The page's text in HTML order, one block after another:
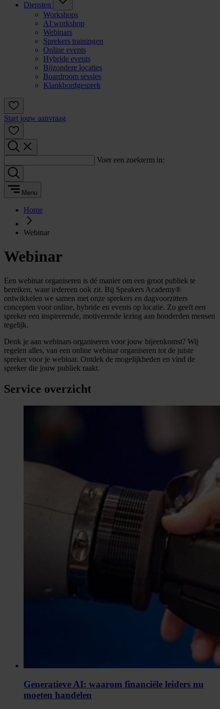
Diensten
Workshops
AI workshop
Webinars
Sprekers trainingen
Online events
Hybride events
Bijzondere locaties
Boardroom sessies
Klankbordgesprek
Start jouw aanvraag
Voer een zoekterm in:
Menu
Home
Webinar
Webinar
Een webinar organiseren is dé manier om een groot publiek te
bereiken, waar iedereen ook zit. Bij Speakers Academy®
ontwikkelen we samen met onze sprekers en dagvoorzitters
concepten voor online, hybride en events op locatie. Zo geeft een
spreker een inspirerende, motiverende lezing aan honderden mensen
tegelijk.
Denk je aan webinars organiseren voor jouw bijeenkomst? Wij
regelen alles, van een online webinar organiseren tot de juiste
spreker voor je webinar. Ontdek de mogelijkheden en vind de
spreker die jouw publiek raakt.
Service overzicht
Generatieve AI: waarom financiële leiders nu
moeten handelen